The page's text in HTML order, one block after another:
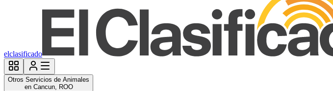
elclasificado
Otros Servicios de Animales
en Cancun, ROO